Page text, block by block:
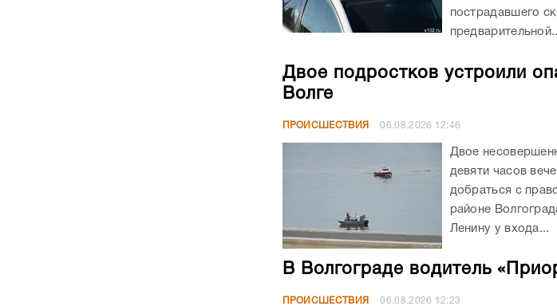
пострадавшего
Двое подростков устроили
Волге
ПРОИСШЕСТВИЯ 06.08.2026 12:46
Двое
девяти часов
добраться с
районе
Ленину у входа...
В Волгограде водитель
ПРОИСШЕСТВИЯ 06.08.2026 12:23